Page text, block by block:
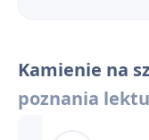
Kamienie na
poznania
9
Kamienie